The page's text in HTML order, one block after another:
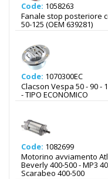
Code: 1058263
Fanale stop posteriore
50-125 (OEM 639281)
Code: 1070300EC
Clacson Vespa 50 - 90 -
- TIPO ECONOMICO
Code: 1082699
Motorino avviamento
Beverly 400-500 - MP3
Scarabeo 400-500